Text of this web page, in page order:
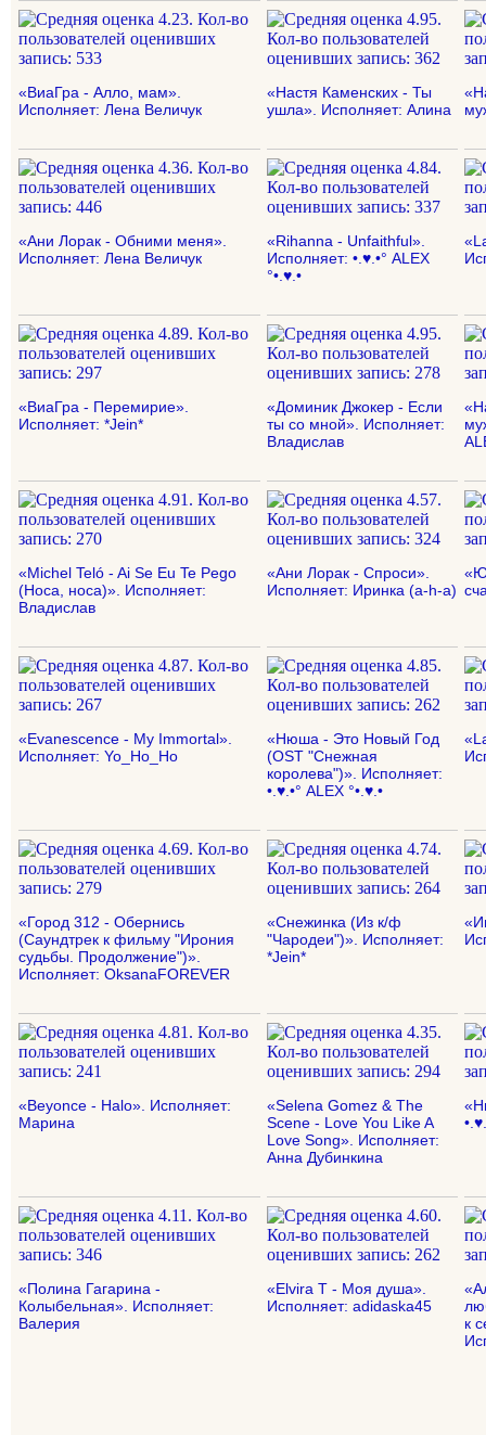
«ВиаГра - Алло, мам».
Исполняет: Лена Величук
«Настя Каменских - Ты
ушла». Исполняет: Алина
«Ани Лорак - Обними меня».
Исполняет: Лена Величук
«Rihanna - Unfaithful».
Исполняет: •.♥.•° ALEX
°•.♥.•
«ВиаГра - Перемирие».
Исполняет: *Jein*
«Доминик Джокер - Если
ты со мной». Исполняет:
Владислав
«Michel Teló - Ai Se Eu Te Pego
(Носа, носа)». Исполняет:
Владислав
«Ани Лорак - Спроси».
Исполняет: Иринка (a-h-a)
«Evanescence - My Immortal».
Исполняет: Yo_Ho_Ho
«Нюша - Это Новый Год
(OST "Снежная
королева")». Исполняет:
•.♥.•° ALEX °•.♥.•
«Город 312 - Обернись
(Саундтрек к фильму "Ирония
судьбы. Продолжение")».
Исполняет: OksanaFOREVER
«Снежинка (Из к/ф
"Чародеи")». Исполняет:
*Jein*
«Beyonce - Halo». Исполняет:
Марина
«Selena Gomez & The
Scene - Love You Like A
Love Song». Исполняет:
Анна Дубинкина
«Полина Гагарина -
Колыбельная». Исполняет:
Валерия
«Elvira T - Моя душа».
Исполняет: adidaska45
к